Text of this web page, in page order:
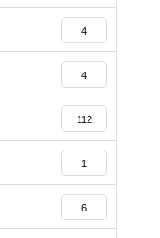
4
4
112
1
6